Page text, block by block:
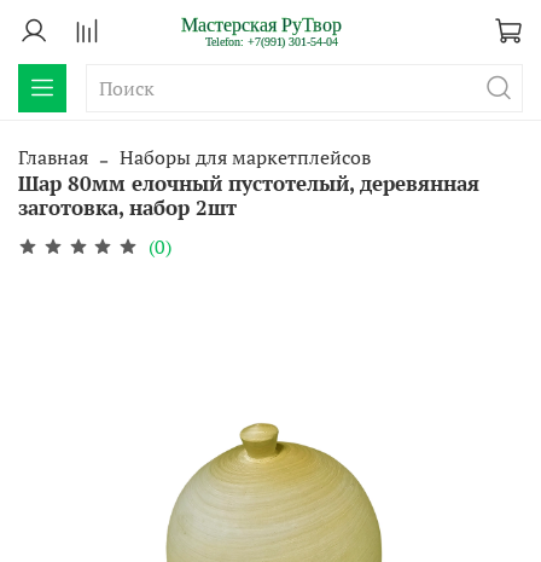
Главная
Наборы для маркетплейсов
Шар 80мм елочный пустотелый, деревянная
заготовка, набор 2шт
(0)